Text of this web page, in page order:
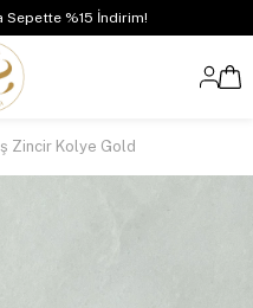
Sepette %15 İndirim!
Zincir Kolye Gold